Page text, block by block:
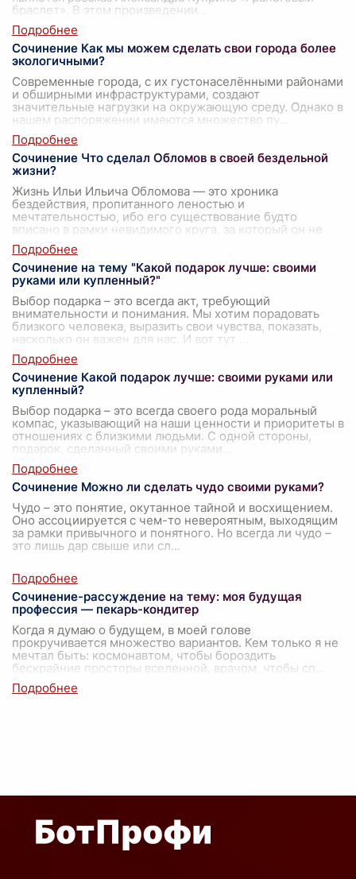
браслет». В этом произведении
Сочинение Как мы можем сделать свои города более
экологичными?
Современные города, с их густонаселёнными районами
и обширными инфраструктурами, создают
значительные нагрузки на окружающую среду. Однако в
нашем распоряжении имеются множество пу
Сочинение Что сделал Обломов в своей бездельной
жизни?
Жизнь Ильи Ильича Обломова — это хроника
бездействия, пропитанного леностью и
мечтательностью, ибо его существование будто
вписано в рамки невидимого круга, за который он не
решает...
Сочинение на тему "Какой подарок лучше: своими
руками или купленный?"
Выбор подарка – это всегда акт, требующий
внимательности и понимания. Мы хотим порадовать
близкого человека, выразить свои чувства, показать,
насколько он важен для нас. И вот тут
Сочинение Какой подарок лучше: своими руками или
купленный?
Выбор подарка – это всегда своего рода моральный
компас, указывающий на наши ценности и приоритеты в
отношениях с близкими людьми. С одной стороны,
подарок, сделанный своими руками
Сочинение Можно ли сделать чудо своими руками?
Чудо – это понятие, окутанное тайной и восхищением.
Оно ассоциируется с чем-то невероятным, выходящим
за рамки привычного и понятного. Но всегда ли чудо –
это лишь дар свыше или сл...
Сочинение-рассуждение на тему: моя будущая
профессия — пекарь-кондитер
Когда я думаю о будущем, в моей голове
прокручивается множество вариантов. Кем только я не
мечтал быть: космонавтом, чтобы бороздить
бескрайние просторы вселенной, врачом, чтобы сп